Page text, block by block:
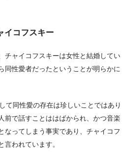
イコフスキー
チャイコフスキーは女性と結婚してい
同性愛者だったということが明らかに
て同性愛の存在は珍しいことではあり
前で話すことははばかられ、かつ音楽
なってしまう事実であり、チャイコフ
言われています。